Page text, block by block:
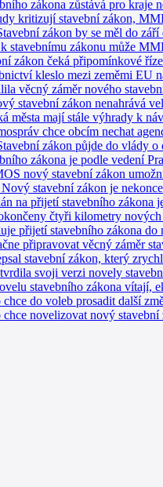
zákona zůstává pro kraje
kritizují stavební zákon,
zákon by se měl do
stavebnímu zákonu může
zákon čeká připomínkové
kleslo mezi zeměmi EU
věcný záměr nového
stavební zákon nenahrává
města mají stále výhrady k
chce obcím nechat
zákon půjde do vlády o
zákona je podle vedení
nový stavební zákon
stavební zákon je
na přijetí stavebního zákona
čtyři kilometry
přijetí stavebního zákona
připravovat věcný záměr
stavební zákon, který
svoji verzi novely
stavebního zákona vítají,
do voleb prosadit další
novelizovat nový stavební